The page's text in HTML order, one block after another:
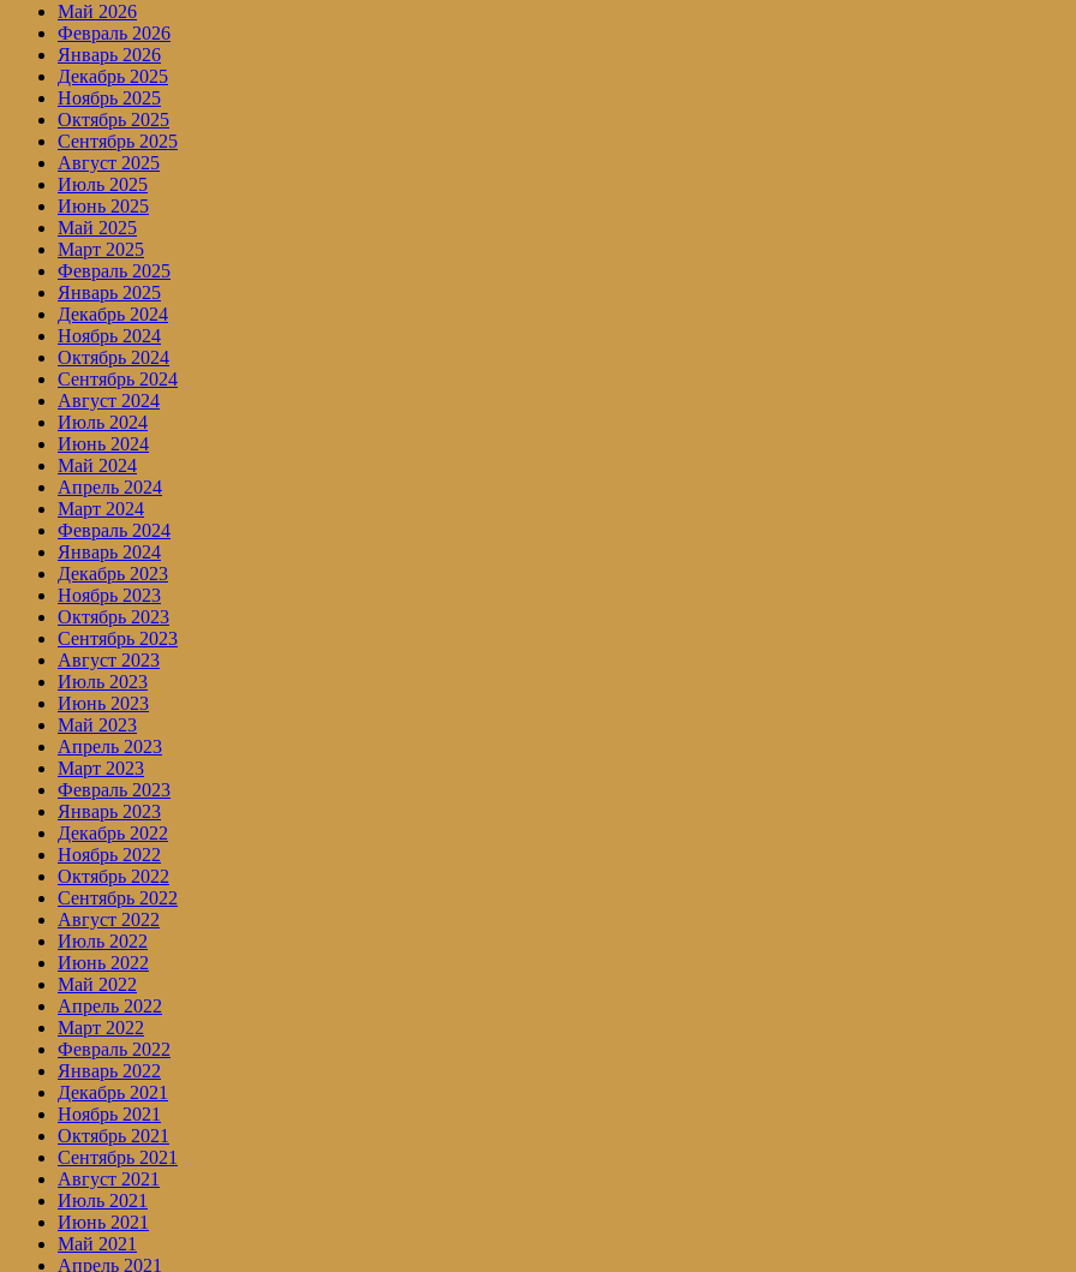
Май 2026
Февраль 2026
Январь 2026
Декабрь 2025
Ноябрь 2025
Октябрь 2025
Сентябрь 2025
Август 2025
Июль 2025
Июнь 2025
Май 2025
Март 2025
Февраль 2025
Январь 2025
Декабрь 2024
Ноябрь 2024
Октябрь 2024
Сентябрь 2024
Август 2024
Июль 2024
Июнь 2024
Май 2024
Апрель 2024
Март 2024
Февраль 2024
Январь 2024
Декабрь 2023
Ноябрь 2023
Октябрь 2023
Сентябрь 2023
Август 2023
Июль 2023
Июнь 2023
Май 2023
Апрель 2023
Март 2023
Февраль 2023
Январь 2023
Декабрь 2022
Ноябрь 2022
Октябрь 2022
Сентябрь 2022
Август 2022
Июль 2022
Июнь 2022
Май 2022
Апрель 2022
Март 2022
Февраль 2022
Январь 2022
Декабрь 2021
Ноябрь 2021
Октябрь 2021
Сентябрь 2021
Август 2021
Июль 2021
Июнь 2021
Май 2021
Апрель 2021